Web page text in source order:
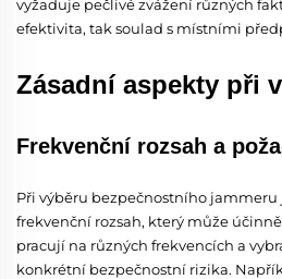
vyžaduje pečlivé zvážení různých
efektivita, tak soulad s místními
Zásadní aspekty při
Frekvenční rozsah a
Při výběru bezpečnostního
frekvenční rozsah, který může
pracují na různých frekvencích a
konkrétní bezpečnostní rizika.